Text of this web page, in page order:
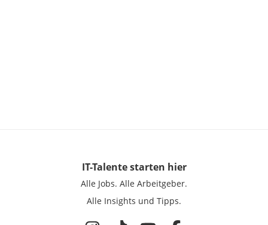
IT-Talentestarten hier
Alle Jobs. Alle Arbeitgeber.
Alle Insights und Tipps.